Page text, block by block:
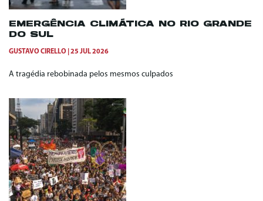
EMERGÊNCIA CLIMÁTICA NO RIO GRANDE
DO SUL
GUSTAVO CIRELLO 25 JUL 2026
A tragédia rebobinada pelos mesmos culpados